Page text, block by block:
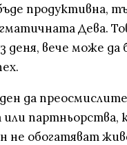
продуктивна,
Дева.
деня, вече може да
да
партньорства,
не обогатяват